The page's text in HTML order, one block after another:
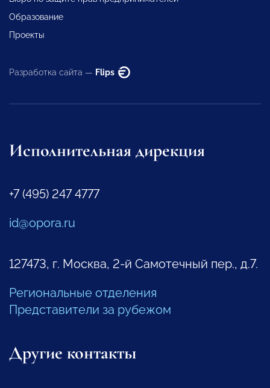
Образование
Проекты
Разработка сайта — Flips
Исполнительная дирекция
+7 (495) 247 4777
id@opora.ru
127473, г. Москва, 2-й Самотечный пер., д.7.
Региональные отделения
Представители за рубежом
Другие контакты